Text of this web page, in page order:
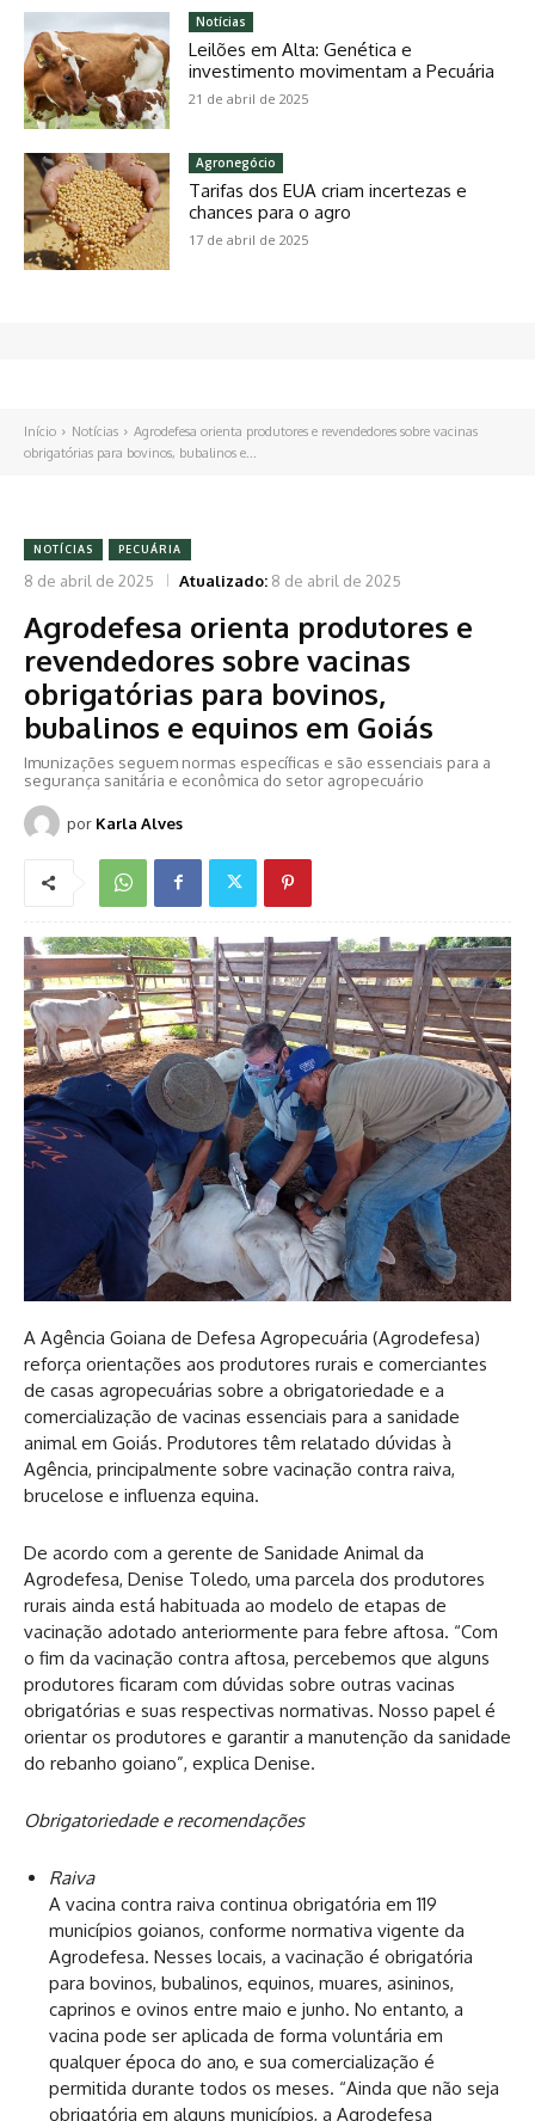
Notícias
Leilões em Alta: Genética e
investimento movimentam a Pecuária
21 de abril de 2025
Agronegócio
Tarifas dos EUA criam incertezas e
chances para o agro
17 de abril de 2025